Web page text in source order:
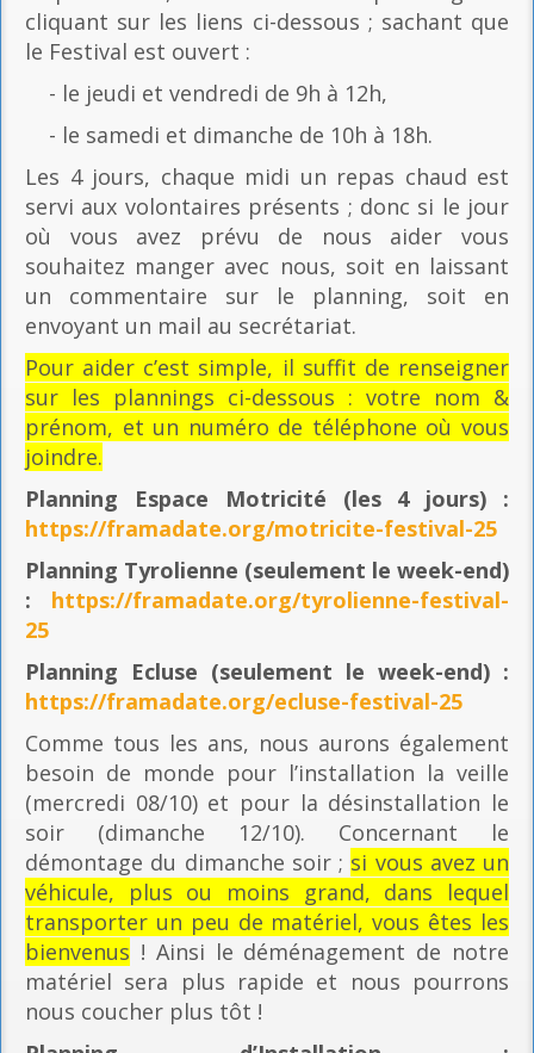
cliquant sur les liens ci-dessous ; sachant que
le Festival est ouvert :
- le jeudi et vendredi de 9h à 12h,
- le samedi et dimanche de 10h à 18h.
Les 4 jours, chaque midi un repas chaud est
servi aux volontaires présents ; donc si le jour
où vous avez prévu de nous aider vous
souhaitez manger avec nous, soit en laissant
un commentaire sur le planning, soit en
envoyant un mail au secrétariat.
Pour aider c’est simple, il suffit de renseigner
sur les plannings ci-dessous : votre nom &
prénom, et un numéro de téléphone où vous
joindre.
Planning Espace Motricité (les 4 jours) :
https://framadate.org/motricite-festival-25
Planning Tyrolienne (seulement le week-end)
: https://framadate.org/tyrolienne-festival-
25
Planning Ecluse (seulement le week-end) :
https://framadate.org/ecluse-festival-25
Comme tous les ans, nous aurons également
besoin de monde pour l’installation la veille
(mercredi 08/10) et pour la désinstallation le
soir (dimanche 12/10). Concernant le
démontage du dimanche soir ; si vous avez un
véhicule, plus ou moins grand, dans lequel
transporter un peu de matériel, vous êtes les
bienvenus ! Ainsi le déménagement de notre
matériel sera plus rapide et nous pourrons
nous coucher plus tôt !